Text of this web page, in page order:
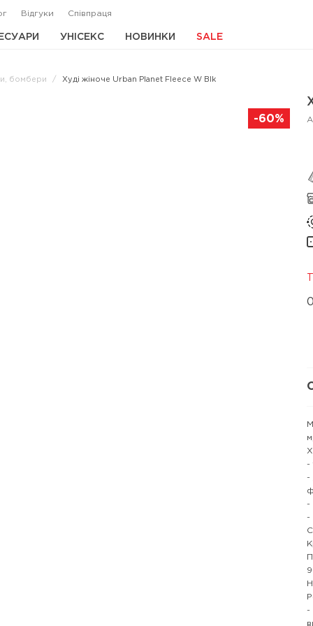
Відгуки Співпраця
УНІСЕКС НОВИНКИ SALE
бомбери Худі жіноче Urban Planet Fleece W Blk
-60%
0
-
-
-
-
-